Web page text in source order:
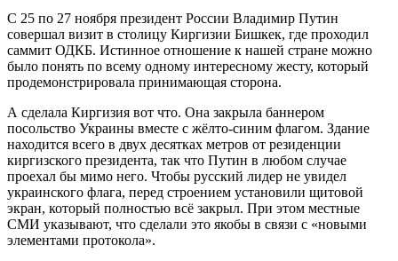
С 25 по 27 ноября президент России Владимир Путин
совершал визит в столицу Киргизии Бишкек, где проходил
саммит ОДКБ. Истинное отношение к нашей стране можно
было понять по всему одному интересному жесту, который
продемонстрировала принимающая сторона.
А сделала Киргизия вот что. Она закрыла баннером
посольство Украины вместе с жёлто-синим флагом. Здание
находится всего в двух десятках метров от резиденции
киргизского президента, так что Путин в любом случае
проехал бы мимо него. Чтобы русский лидер не увидел
украинского флага, перед строением установили щитовой
экран, который полностью всё закрыл. При этом местные
СМИ указывают, что сделали это якобы в связи с «новыми
элементами протокола».